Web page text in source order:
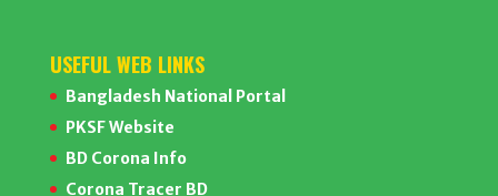
USEFUL WEB LINKS
Bangladesh National Portal
PKSF Website
BD Corona Info
Corona Tracer BD